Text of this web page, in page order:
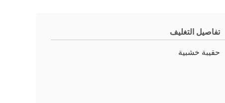
تفاصيل التغليف
حقيبة خشبية